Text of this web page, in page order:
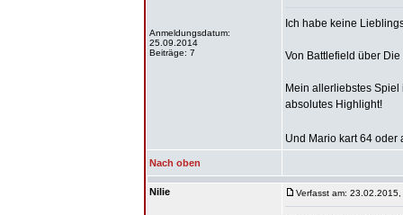
Anmeldungsdatum:
25.09.2014
Beiträge: 7
Ich habe keine
Von Battlefield über
Mein allerliebstes
absolutes Highlight!
Und Mario kart 64
Nach oben
Nilie Verfasst am: 23.02.2015,